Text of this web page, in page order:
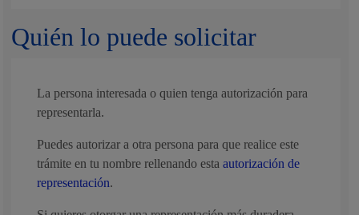
Quién lo puede solicitar
La persona interesada o quien tenga autorización para
representarla.
Puedes autorizar a otra persona para que realice este
trámite en tu nombre rellenando estaautorización de
representación.